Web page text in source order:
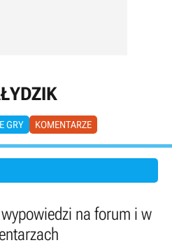
GRY KOMENTARZE
na forum i w